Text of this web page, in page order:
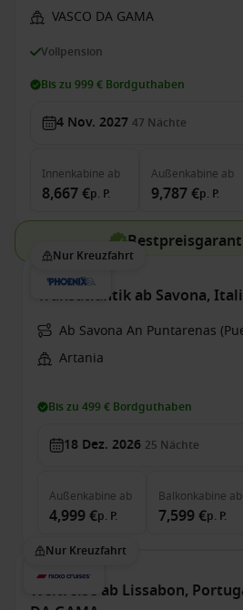
VASCO DA GAMA
Vollpension
Bis zu 999 € Bordguthaben
4 Nov. 2027 47 Nächte
Innenkabine ab
8,667 €p. P.
Außenkabine ab
9,787 €p. P.
Nur Kreuzfahrt
Transatlantik ab Savona,
Ab Savona An Puntarenas
Artania
Bis zu 499 € Bordguthaben
18 Dez. 2026 25 Nächte
Außenkabine ab
4,999 €p. P.
Balkonkabine ab
7,599 €p. P.
Nur Kreuzfahrt
Weltreise ab Lissabon,